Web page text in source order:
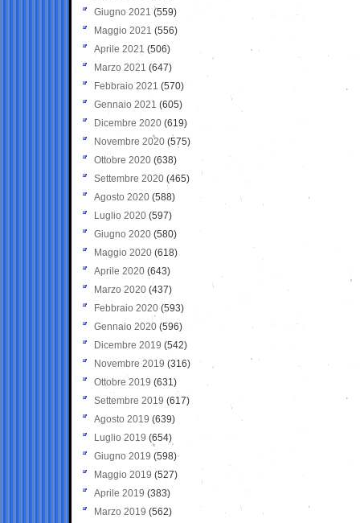
Giugno 2021(559)
Maggio 2021 (556)
Aprile 2021 (506)
Marzo 2021 (647)
Febbraio 2021 (570)
Gennaio 2021 (605)
Dicembre 2020 (619)
Novembre 2020 (575)
Ottobre 2020 (638)
Settembre 2020(465)
Agosto 2020 (588)
Luglio 2020 (597)
Giugno 2020 (580)
Maggio 2020 (618)
Aprile 2020 (643)
Marzo 2020 (437)
Febbraio 2020 (593)
Gennaio 2020 (596)
Dicembre 2019 (542)
Novembre 2019 (316)
Ottobre 2019 (631)
Settembre 2019 (617)
Agosto 2019 (639)
Luglio 2019 (654)
Giugno 2019 (598)
Maggio 2019 (527)
Aprile 2019 (383)
Marzo 2019 (562)